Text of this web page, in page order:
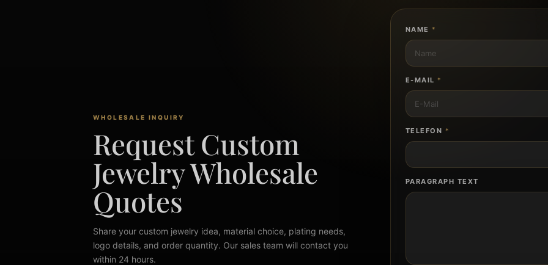
WHOLESALE INQUIRY
Request Custom
Jewelry Wholesale
Quotes
Share your custom jewelry idea, material choice, plating needs,
logo details, and order quantity. Our sales team will contact you
within 24 hours.
NAME *
E-MAIL *
TELEFON *
PARAGRAPH TEXT